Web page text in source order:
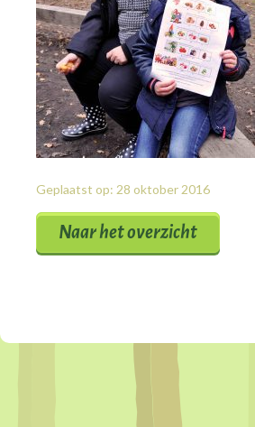
Geplaatst op: 28 oktober 2016
Naar het overzicht